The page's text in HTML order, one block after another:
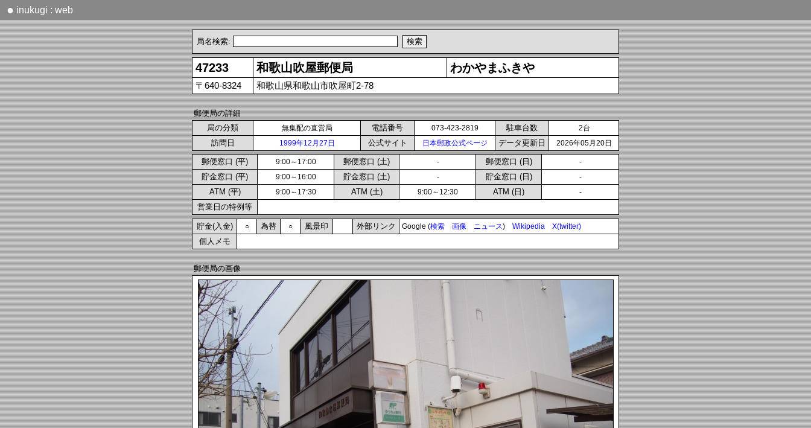
● inukugi : web
局名検索:
47233 和歌山吹屋郵便局 わかやまふきや
〒640-8324 和歌山県和歌山市吹屋町2-78
郵便局の詳細
局の分類
無集配の直営局 電話番号 073-423-2819 駐車台数 2台
訪問日 1999年12月27日 公式サイト 日本郵政公式ページ データ更新日 2026年05月20日
郵便窓口 (平) 9:00～17:00 郵便窓口 (土) - 郵便窓口 (日) -
貯金窓口 (平) 9:00～16:00 貯金窓口 (土) - 貯金窓口 (日) -
ATM (平) 9:00～17:30 ATM (土) 9:00～12:30 ATM (日) -
営業日の特例等
貯金(入金) ○ 為替 ○ 風景印 外部リンク Google (検索 画像 ニュース) Wikipedia X(twitter)
個人メモ
郵便局の画像